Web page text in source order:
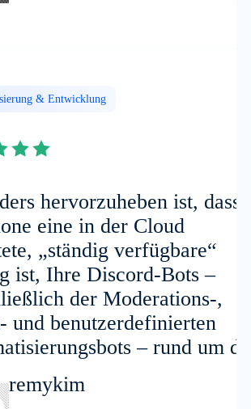
& Entwicklung
hervorzuheben ist, dass
eine in der Cloud
„ständig verfügbare“
ist, Ihre Discord-Bots –
der Moderations-,
und benutzerdefinierten
– rund um
bleiben. Dadurch spare
mehrere Stunden.
remykim